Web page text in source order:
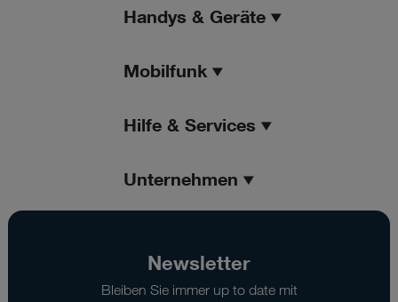
Handys & Geräte
Mobilfunk
Hilfe & Services
Unternehmen
Newsletter
Bleiben Sie immer up to date mit